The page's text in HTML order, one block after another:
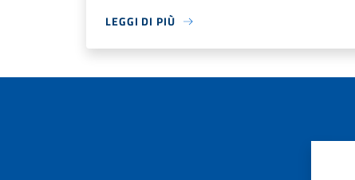
LEGGI DI PIÙ